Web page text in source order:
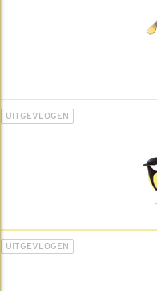
UITGEVLOGEN
UITGEVLOGEN